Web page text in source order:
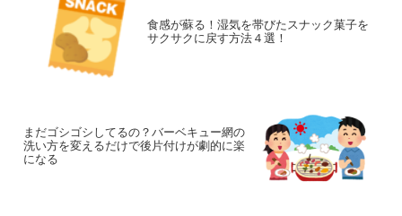
食感が蘇る！湿気を帯びたスナック菓子を
サクサクに戻す方法４選！
まだゴシゴシしてるの？バーベキュー網の
洗い方を変えるだけで後片付けが劇的に楽
になる